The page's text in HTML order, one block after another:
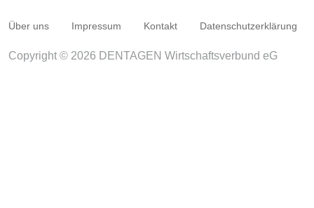
Über uns Impressum Kontakt Datenschutzerklärung
Copyright © 2026 DENTAGEN Wirtschaftsverbund eG